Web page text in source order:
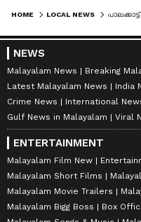
HOME LOCAL NEWS
NEWS
Malayalam News
Breaking
Latest Malayalam News
India
Crime News
International
Gulf News in Malayalam
Viral
ENTERTAINMENT
Malayalam Film New
Malayalam Short Films
Malayalam Movie Trailers
Malayalam Bigg Boss
Box